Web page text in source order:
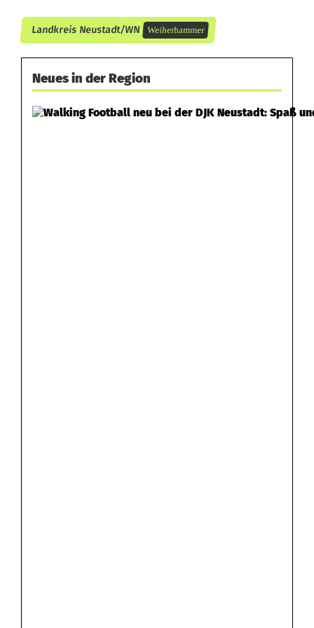
n
n
Landkreis Neustadt/WN Weiherhammer
Neues in der Region